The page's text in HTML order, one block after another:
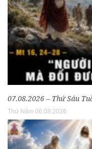
07.08.2026 – Thứ Sáu
Thứ Năm 06.08.2026